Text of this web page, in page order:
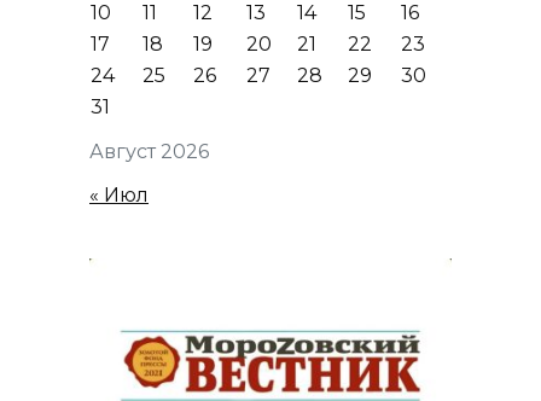
Август 2026
10
11 12 13 14 15
16
17
18 19 20 21 22
23
24
25 26 27 28 29
30
31
« Июл